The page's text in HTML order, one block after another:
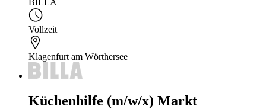
BILLA
Vollzeit
Klagenfurt am Wörthersee
Küchenhilfe (m/w/x) Markt